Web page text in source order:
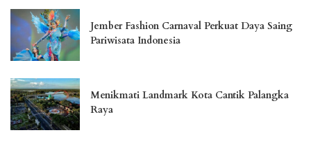
Jember Fashion Carnaval Perkuat Daya Saing
Pariwisata Indonesia
Menikmati Landmark Kota Cantik Palangka
Raya